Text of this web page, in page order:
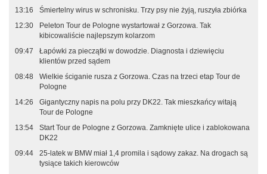
13:16
Śmiertelny wirus w schronisku. Trzy psy nie żyją, ruszyła zbiórka
12:30
Peleton Tour de Pologne wystartował z Gorzowa. Tak
kibicowaliście najlepszym kolarzom
09:47
Łapówki za pieczątki w dowodzie. Diagnosta i dziewięciu
klientów przed sądem
08:48
Wielkie ściganie rusza z Gorzowa. Czas na trzeci etap Tour de
Pologne
14:26
Gigantyczny napis na polu przy DK22. Tak mieszkańcy witają
Tour de Pologne
13:54
Start Tour de Pologne z Gorzowa. Zamknięte ulice i zablokowana
DK22
09:44
25-latek w BMW miał 1,4 promila i sądowy zakaz. Na drogach są
tysiące takich kierowców